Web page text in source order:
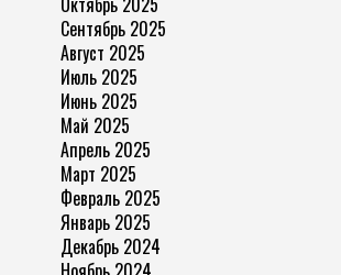
Сентябрь 2025
Август 2025
Июль 2025
Июнь 2025
Май 2025
Апрель 2025
Март 2025
Февраль 2025
Январь 2025
Декабрь 2024